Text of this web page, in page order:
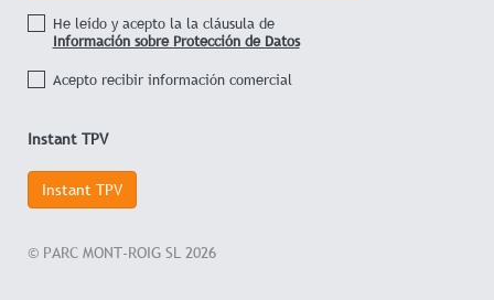
He leído y acepto la la cláusula de
Información sobre Protección de Datos
Acepto recibir información comercial
Instant TPV
Instant TPV
© PARC MONT-ROIG SL 2026